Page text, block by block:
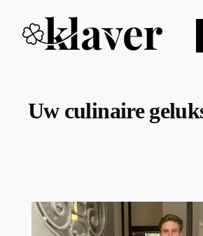
Home
Uw culinaire